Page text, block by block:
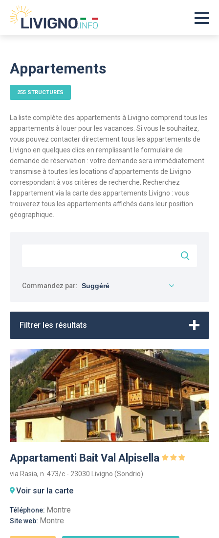
Appartements
255 STRUCTURES
La liste complète des appartements à Livigno comprend tous les
appartements à louer pour les vacances. Si vous le souhaitez,
vous pouvez contacter directement tous les appartements de
Livigno en quelques clics en remplissant le formulaire de
demande de réservation : votre demande sera immédiatement
transmise à toutes les locations d'appartements de Livigno
correspondant à vos critères de recherche. Recherchez
l'appartement via la carte des appartements Livigno : vous
trouverez tous les appartements affichés dans leur position
géographique.
Commandez par:
Filtrer les résultats
Appartamenti Bait Val Alpisella
via Rasia, n. 473/c - 23030 Livigno (Sondrio)
Voir sur la carte
Téléphone: Montre
Site web: Montre